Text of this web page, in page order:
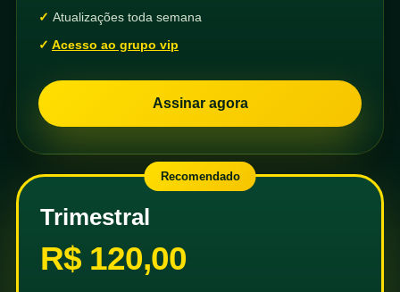
Atualizações toda semana
Acesso ao grupo vip
Assinar agora
Recomendado
Trimestral
R$ 120,00